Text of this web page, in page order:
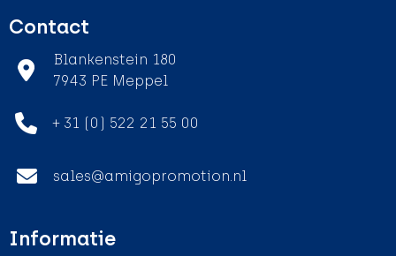
Contact
Blankenstein 180
7943 PE Meppel
+ 31 (0) 522 21 55 00
sales@amigopromotion.nl
Informatie